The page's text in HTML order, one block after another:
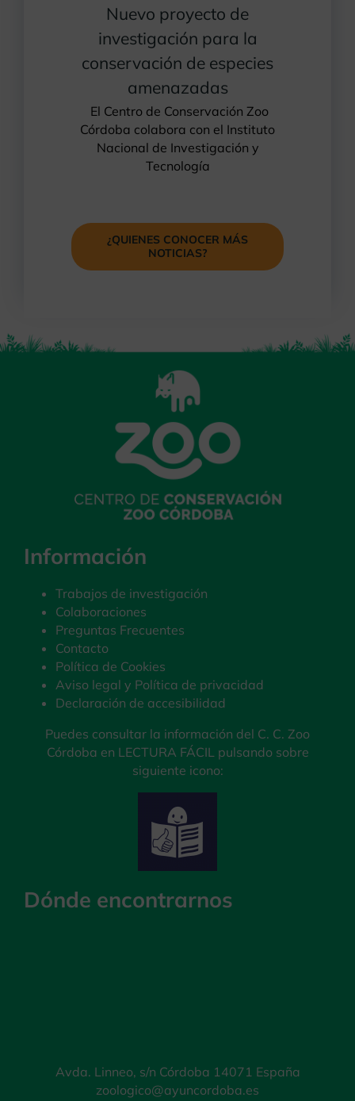
Nuevo proyecto de
investigación para la
conservación de especies
amenazadas
El Centro de Conservación Zoo
Córdoba colabora con el Instituto
Nacional de Investigación y
Tecnología
¿QUIENES CONOCER MÁS
NOTICIAS?
Información
Trabajos de investigación
Colaboraciones
Preguntas Frecuentes
Contacto
Política de Cookies
Aviso legal y Política de privacidad
Declaración de accesibilidad
Puedes consultar la información del C. C. Zoo
Córdoba en LECTURA FÁCIL pulsando sobre
siguiente icono:
Dónde encontrarnos
Avda. Linneo, s/n Córdoba 14071 España
zoologico@ayuncordoba.es